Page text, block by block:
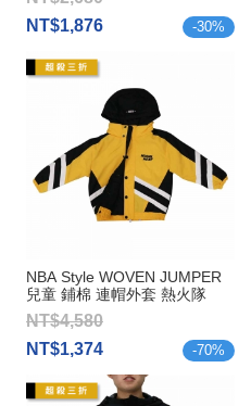
NT$1,876
-30%
NBA Style WOVEN JUMPER
兒童 鋪棉 連帽外套 熱火隊
NT$4,580
NT$1,374
-70%